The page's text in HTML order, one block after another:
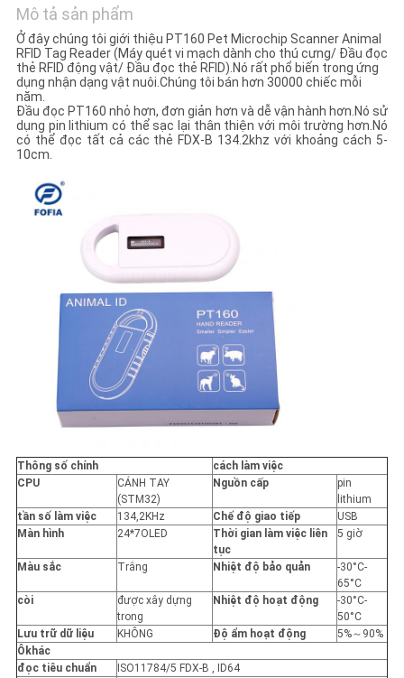
GIÁ
SƠ
ĐỒ
TRANG
WEB
PRIVACY
Mô tả sản phẩm
Ở đây chúng tôi giới thiệu PT160 Pet Microchip Scanner Animal
RFID Tag Reader (Máy quét vi mạch dành cho thú cưng/ Đầu đọc
thẻ RFID động vật/ Đầu đọc thẻ RFID).Nó rất phổ biến trong ứng
dụng nhận dạng vật nuôi.Chúng tôi bán hơn 30000 chiếc mỗi
năm.
Đầu đọc PT160 nhỏ hơn, đơn giản hơn và dễ vận hành hơn.Nó sử
dụng pin lithium có thể sạc lại thân thiện với môi trường hơn.Nó
có thể đọc tất cả các thẻ FDX-B 134.2khz với khoảng cách 5-
10cm.
Thông số chính
cách làm việc
CPU
CÁNH TAY
(STM32)
Nguồn cấp
pin
lithium
tần số làm việc
134,2KHz Chế độ giao tiếp
USB
Màn hình
24*7OLED
Thời gian làm việc liên
tục
5 giờ
Màu sắc Trắng Nhiệt độ bảo quản
-30°C-
65°C
còi
được xây dựng
trong
Nhiệt độ hoạt động
-30°C-
50°C
Lưu trữ dữ liệu
KHÔNG Độ ẩm hoạt động
5%～90%
Ô khác
đọc tiêu chuẩn
ISO11784/5 FDX-B , ID64